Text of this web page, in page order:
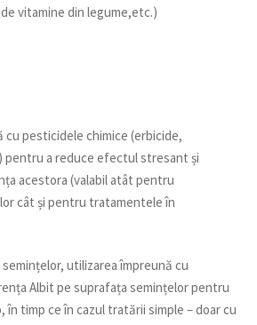
vitamine din legume,etc.)
cu pesticidele chimice (erbicide,
a reduce efectul stresant și
acestora (valabil atât pentru
cât și pentru tratamentele în
utilizarea împreună cu
Albit pe suprafața semințelor pentru
în timp ce în cazul tratării simple – doar cu